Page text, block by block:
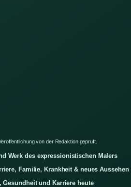
von der Redaktion gepruft.
Werk des expressionistischen Malers
Familie, Krankheit & neues Aussehen
und Karriere heute